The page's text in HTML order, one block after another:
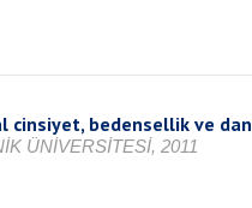
cinsiyet, bedensellik ve
ÜNİVERSİTESİ, 2011